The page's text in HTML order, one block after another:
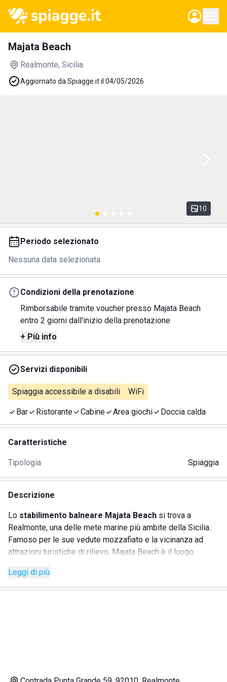
Majata Beach
Realmonte, Sicilia
Aggiornato da Spiagge.it il 04/05/2026
10
Periodo selezionato
Nessuna data selezionata
Condizioni della prenotazione
Rimborsabile tramite voucher presso Majata Beach
entro 2 giorni dall'inizio della prenotazione
+ Più info
Servizi disponibili
Spiaggia accessibile a disabili WiFi
Bar Ristorante Cabine Area giochi Doccia calda
Caratteristiche
Tipologia Spiaggia
Descrizione
Lo stabilimento balneare Majata Beach si trova a
Realmonte, una delle mete marine più ambite della Sicilia.
Famoso per le sue vedute mozzafiato e la vicinanza ad
attrazioni turistiche di rilievo, Majata Beach è il luogo
naturali della regione. Il lido offre un comodo accesso al
mare, rendendo semplice e piacevole il godimento della
Leggi di più